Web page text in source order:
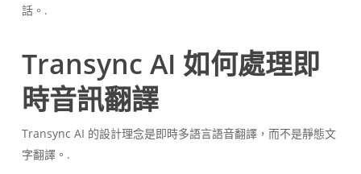
話。.
Transync AI 如何處理即
時音訊翻譯
Transync AI 的設計理念是即時多語言語音翻譯，而不是靜態文
字翻譯。.